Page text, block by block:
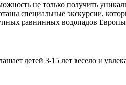
не только получить
специальные экскурсии,
равнинных водопадов
детей 3-15 лет весело и